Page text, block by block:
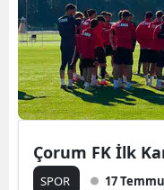
Çorum FK İlk
SPOR 17